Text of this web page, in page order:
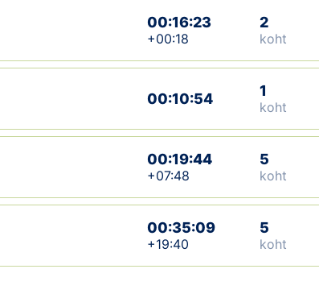
Suletud maastikud
Püsirajad
Ajalugu
Koolitused
00:16:23
+00:18
2
koht
00:10:54 1
koht
00:19:44
+07:48
5
koht
00:35:09
+19:40
5
koht